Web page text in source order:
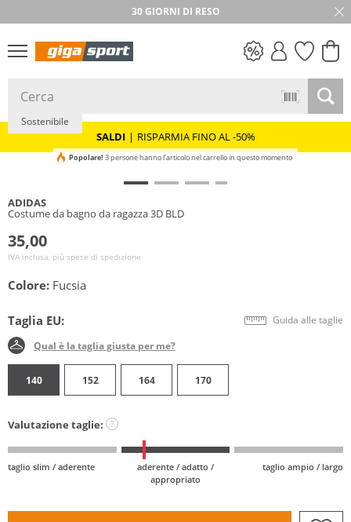
30 GIORNI DI RESO
SALDI
SALDI | RISPARMIA FINO AL -50%
Sostenibile
Popolare! 3 persone hanno l'articolo nel carrello in questo momento
ADIDAS
Costume da bagno da ragazza 3D BLD
35,00
IVA inclusa, più spese di spedizione
Colore: Fucsia
Taglia EU: Guida alle taglie
Qual è la taglia giusta per me?
140 152 164 170
Valutazione taglie: ?
taglio slim / aderente
aderente / adatto /
appropriato
taglio ampio / largo